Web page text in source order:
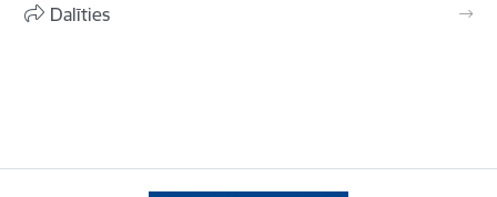
Dalīties